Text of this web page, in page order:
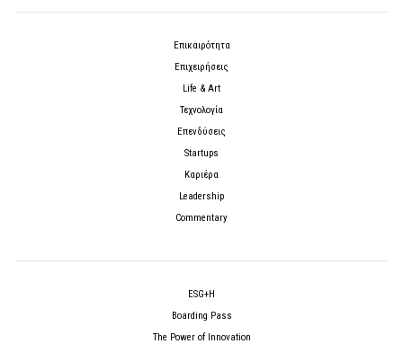
Επικαιρότητα
Επιχειρήσεις
Life & Art
Τεχνολογία
Επενδύσεις
Startups
Καριέρα
Leadership
Commentary
ESG+H
Boarding Pass
The Power of Innovation